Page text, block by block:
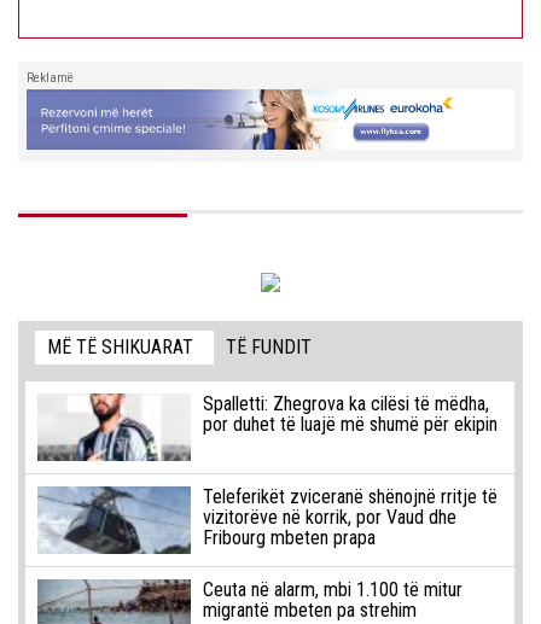
Reklamë
MË TË SHIKUARAT TË FUNDIT
Spalletti: Zhegrova ka cilësi të mëdha,
por duhet të luajë më shumë për ekipin
Teleferikët zviceranë shënojnë rritje të
vizitorëve në korrik, por Vaud dhe
Fribourg mbeten prapa
Ceuta në alarm, mbi 1.100 të mitur
migrantë mbeten pa strehim